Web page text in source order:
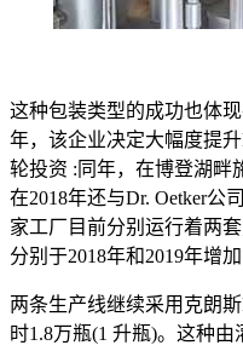
这种包装类型的成功也体
年，该企业决定大幅度提
轮投资 :同年，在博登湖畔
在2018年还与Dr. Oetker公
家工厂目前分别运行着两
分别于2018年和2019年增
两条生产线继续采用克朗
时1.8万瓶(1 升瓶)。这种